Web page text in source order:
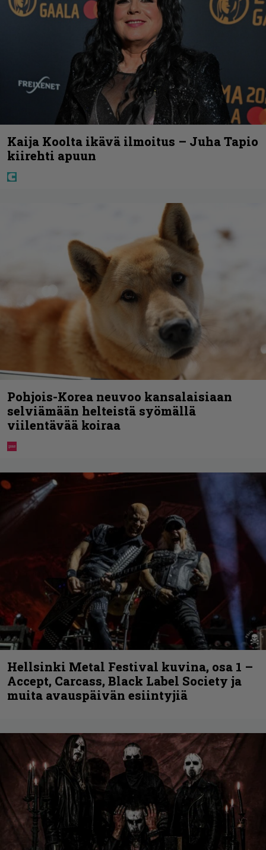
Kaija Koolta ikävä ilmoitus – Juha Tapio
kiirehti apuun
Pohjois-Korea neuvoo kansalaisiaan
selviämään helteistä syömällä
viilentävää koiraa
Hellsinki Metal Festival kuvina, osa 1 –
Accept, Carcass, Black Label Society ja
muita avauspäivän esiintyjiä